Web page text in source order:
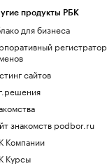
продукты РБК
для бизнеса
регистратор
сайтов
знакомств podbor.ru
Компании
Курсы